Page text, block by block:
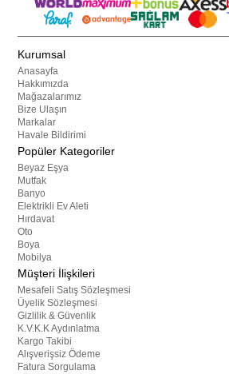
Kurumsal
Anasayfa
Hakkımızda
Mağazalarımız
Bize Ulaşın
Markalar
Havale Bildirimi
Popüler Kategoriler
Beyaz Eşya
Mutfak
Banyo
Elektrikli Ev Aleti
Hırdavat
Oto
Boya
Mobilya
Müşteri İlişkileri
Mesafeli Satış Sözleşmesi
Üyelik Sözleşmesi
Gizlilik & Güvenlik
K.V.K.K Aydınlatma
Kargo Takibi
Alışverişsiz Ödeme
Fatura Sorgulama